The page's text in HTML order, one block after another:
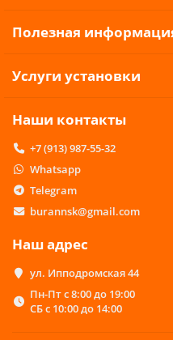
Полезная
Услуги установки
Наши контакты
+7 (913) 987-55-32
Whatsapp
Telegram
burannsk@gmail.com
Наш адрес
ул. Ипподромская 44
Пн-Пт с 8:00 до 19:00
СБ с 10:00 до 14:00